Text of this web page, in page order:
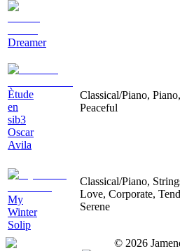
Dreamer
Ètude
en
sib3
Oscar
Avila
Classical/Piano, Piano,
Peaceful
My
Winter
Solip
Classical/Piano,
Love, Corporate,
Serene
© 2026